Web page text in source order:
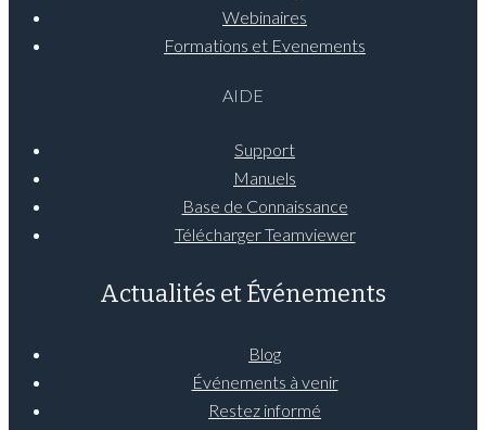
Webinaires
Formations et Evenements
AIDE
Support
Manuels
Base de Connaissance
Télécharger Teamviewer
Actualités et Événements
Blog
Événements à venir
Restez informé